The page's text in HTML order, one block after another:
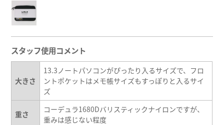
スタッフ使用コメント
大きさ
13.3ノートパソコンがぴったり入るサイズで、フロ
ントポケットはメモ帳サイズもすっぽりと入るサイ
ズ
重さ
コーデュラ1680Dバリスティックナイロンですが、
重みは感じない程度